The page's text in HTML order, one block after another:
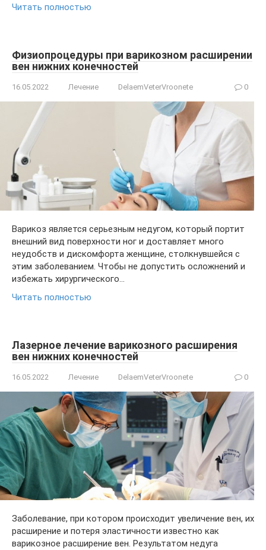
Читать полностью
Физиопроцедуры при варикозном расширении
вен нижних конечностей
16.05.2022 Лечение DelaemVeterVroonete 0
Варикоз является серьезным недугом, который портит
внешний вид поверхности ног и доставляет много
неудобств и дискомфорта женщине, столкнувшейся с
этим заболеванием. Чтобы не допустить осложнений и
избежать хирургического…
Читать полностью
Лазерное лечение варикозного расширения
вен нижних конечностей
16.05.2022 Лечение DelaemVeterVroonete 0
Заболевание, при котором происходит увеличение вен, их
расширение и потеря эластичности известно как
варикозное расширение вен. Результатом недуга